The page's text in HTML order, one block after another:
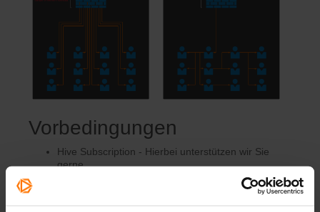
Vorbedingungen
Hive Subscription - Hierbei unterstützen wir Sie
gerne
Aktivierung von Hive für Ihren Mandanten durch